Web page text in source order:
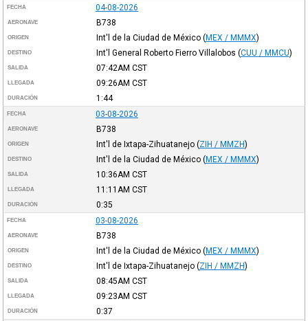
FECHA 04-08-2026
AERONAVE B738
ORIGEN Int'l de la Ciudad de México (MEX / MMMX)
DESTINO Int'l General Roberto Fierro Villalobos (CUU / MMCU)
SALIDA 07:42AM CST
LLEGADA 09:26AM CST
DURACIÓN 1:44
FECHA 03-08-2026
AERONAVE B738
ORIGEN Int'l de Ixtapa-Zihuatanejo (ZIH / MMZH)
DESTINO Int'l de la Ciudad de México (MEX / MMMX)
SALIDA 10:36AM CST
LLEGADA 11:11AM CST
DURACIÓN 0:35
FECHA 03-08-2026
AERONAVE B738
ORIGEN Int'l de la Ciudad de México (MEX / MMMX)
DESTINO Int'l de Ixtapa-Zihuatanejo (ZIH / MMZH)
SALIDA 08:45AM CST
LLEGADA 09:23AM CST
DURACIÓN 0:37